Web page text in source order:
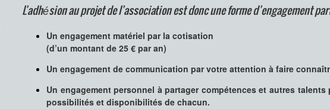
L’adhésion au projet de l’association est donc une forme d’engagement
Un engagement matériel par la cotisation
(d’un montant de 25 € par an)
Un engagement de communication par votre attention à faire
Un engagement personnel à partager compétences et autres
possibilités et disponibilités de chacun.